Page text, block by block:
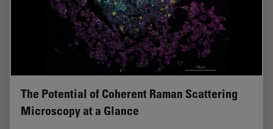
The Potential of Coherent Raman Scattering
Microscopy at a Glance